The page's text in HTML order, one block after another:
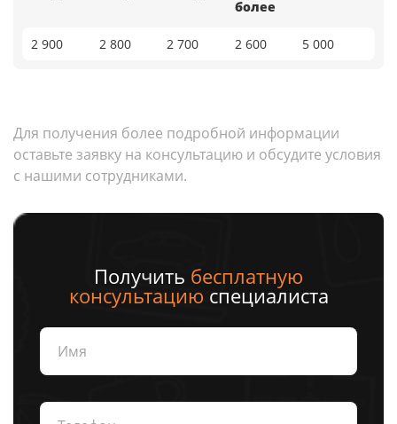
более
2 900 2 800 2 700 2 600 5 000
Для получения более подробной информации
оставьте заявку на консультацию и обсудите условия
с нашими сотрудниками.
Получить бесплатную
консультацию специалиста